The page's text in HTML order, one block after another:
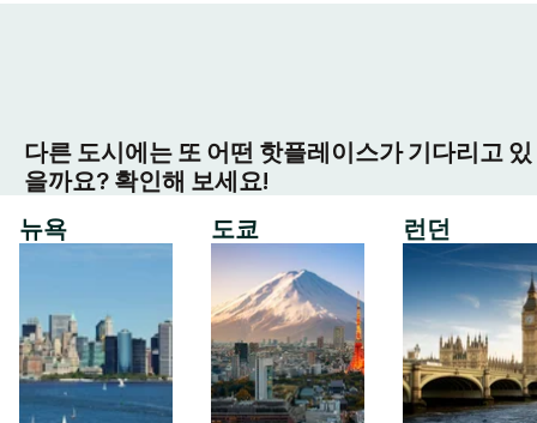
다른 도시에는 또 어떤 핫플레이스가 기다리고 있
을까요? 확인해 보세요!
뉴욕
도쿄 런던